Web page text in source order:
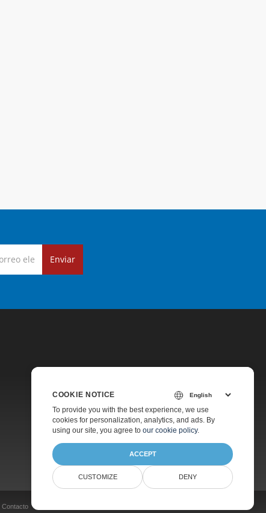
Enviar
Precios
Soporte De Pago
Acerca De
Contacto
COOKIE NOTICE
To provide you with the best experience, we use
cookies for personalization, analytics, and ads. By
using our site, you agree to our cookie policy.
ACCEPT
CUSTOMIZE DENY